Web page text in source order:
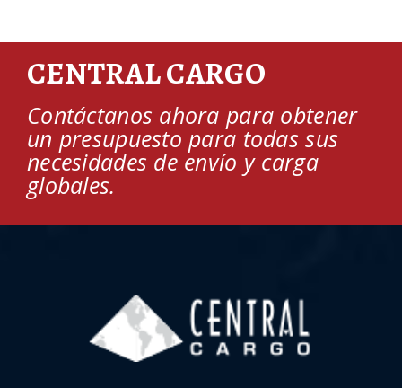
CENTRAL CARGO
Contáctanos ahora para obtener
un presupuesto para todas sus
necesidades de envío y carga
globales.